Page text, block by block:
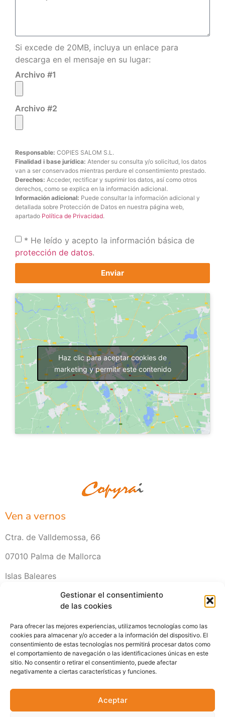
Gestionar el consentimiento
de las cookies
Para ofrecer las mejores experiencias, utilizamos tecnologías como las
cookies para almacenar y/o acceder a la información del dispositivo. El
consentimiento de estas tecnologías nos permitirá procesar datos como
el comportamiento de navegación o las identificaciones únicas en este
sitio. No consentir o retirar el consentimiento, puede afectar
negativamente a ciertas características y funciones.
Aceptar
Haz clic para aceptar cookies de
marketing y permitir este contenido
Si excede de 20MB, incluya un enlace para
descarga en el mensaje en su lugar:
Archivo #1
Archivo #2
Responsable: COPIES SALOM S.L.
Finalidad i base jurídica: Atender su consulta y/o solicitud, los datos
van a ser conservados mientras perdure el consentimiento prestado.
Derechos: Acceder, rectificar y suprimir los datos, así como otros
derechos, como se explica en la información adicional.
Información adicional: Puede consultar la información adicional y
detallada sobre Protección de Datos en nuestra página web,
apartado Política de Privacidad.
* He leído y acepto la información básica de
protección de datos.
Enviar
Ven a vernos
Ctra. de Valldemossa, 66
07010 Palma de Mallorca
Islas Baleares
Horario
Lunes a Viernes de 8:00 a 16:00
Sábados Cerrado (Horario Verano)
Escríbenos
planos@copyrai.com